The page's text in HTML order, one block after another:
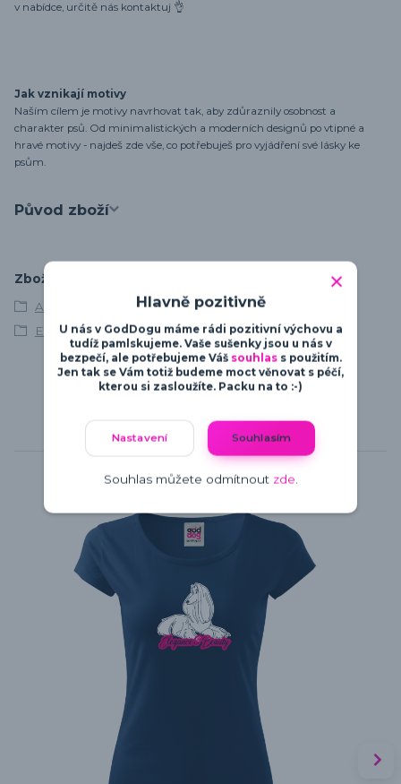
v nabídce, určitě nás kontaktuj 👌
Jak vznikají motivy
Naším cílem je motivy navrhovat tak, aby zdůraznily osobnost a
charakter psů. Od minimalistických a moderních designů po vtipné a
hravé motivy - najdeš zde vše, co potřebuješ pro vyjádření své lásky ke
psům.
Původ zboží
Zboží zařazeno v kategoriích
Afgánský chrt
Elegance & Beauty
Související zboží 6
Hlavně pozitivně
U nás v GodDogu máme rádi pozitivní výchovu a
tudíž pamlskujeme. Vaše sušenky jsou u nás v
bezpečí, ale potřebujeme Váš souhlass použitím.
Jen tak se Vám totiž budeme moct věnovat s péčí,
kterou si zasloužíte. Packu na to :-)
Nastavení Souhlasím
Souhlas můžete odmítnout zde.